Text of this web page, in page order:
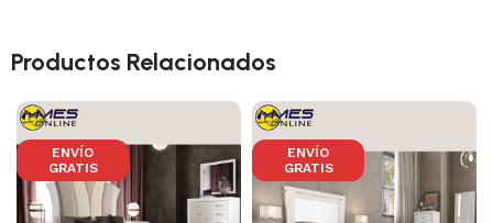
Productos Relacionados
ENVÍO
GRATIS
ENVÍO
GRATIS